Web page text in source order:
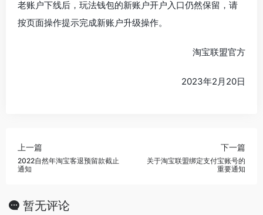
老账户下线后，玩法钱包的新账户开户入口仍然保留，请
按页面操作提示完成新账户升级操作。
淘宝联盟官方
2023年2月20日
上一篇
2022自然年淘宝客退预留款截止
通知
下一篇
关于淘宝联盟绑定支付宝账号的
重要通知
暂无评论